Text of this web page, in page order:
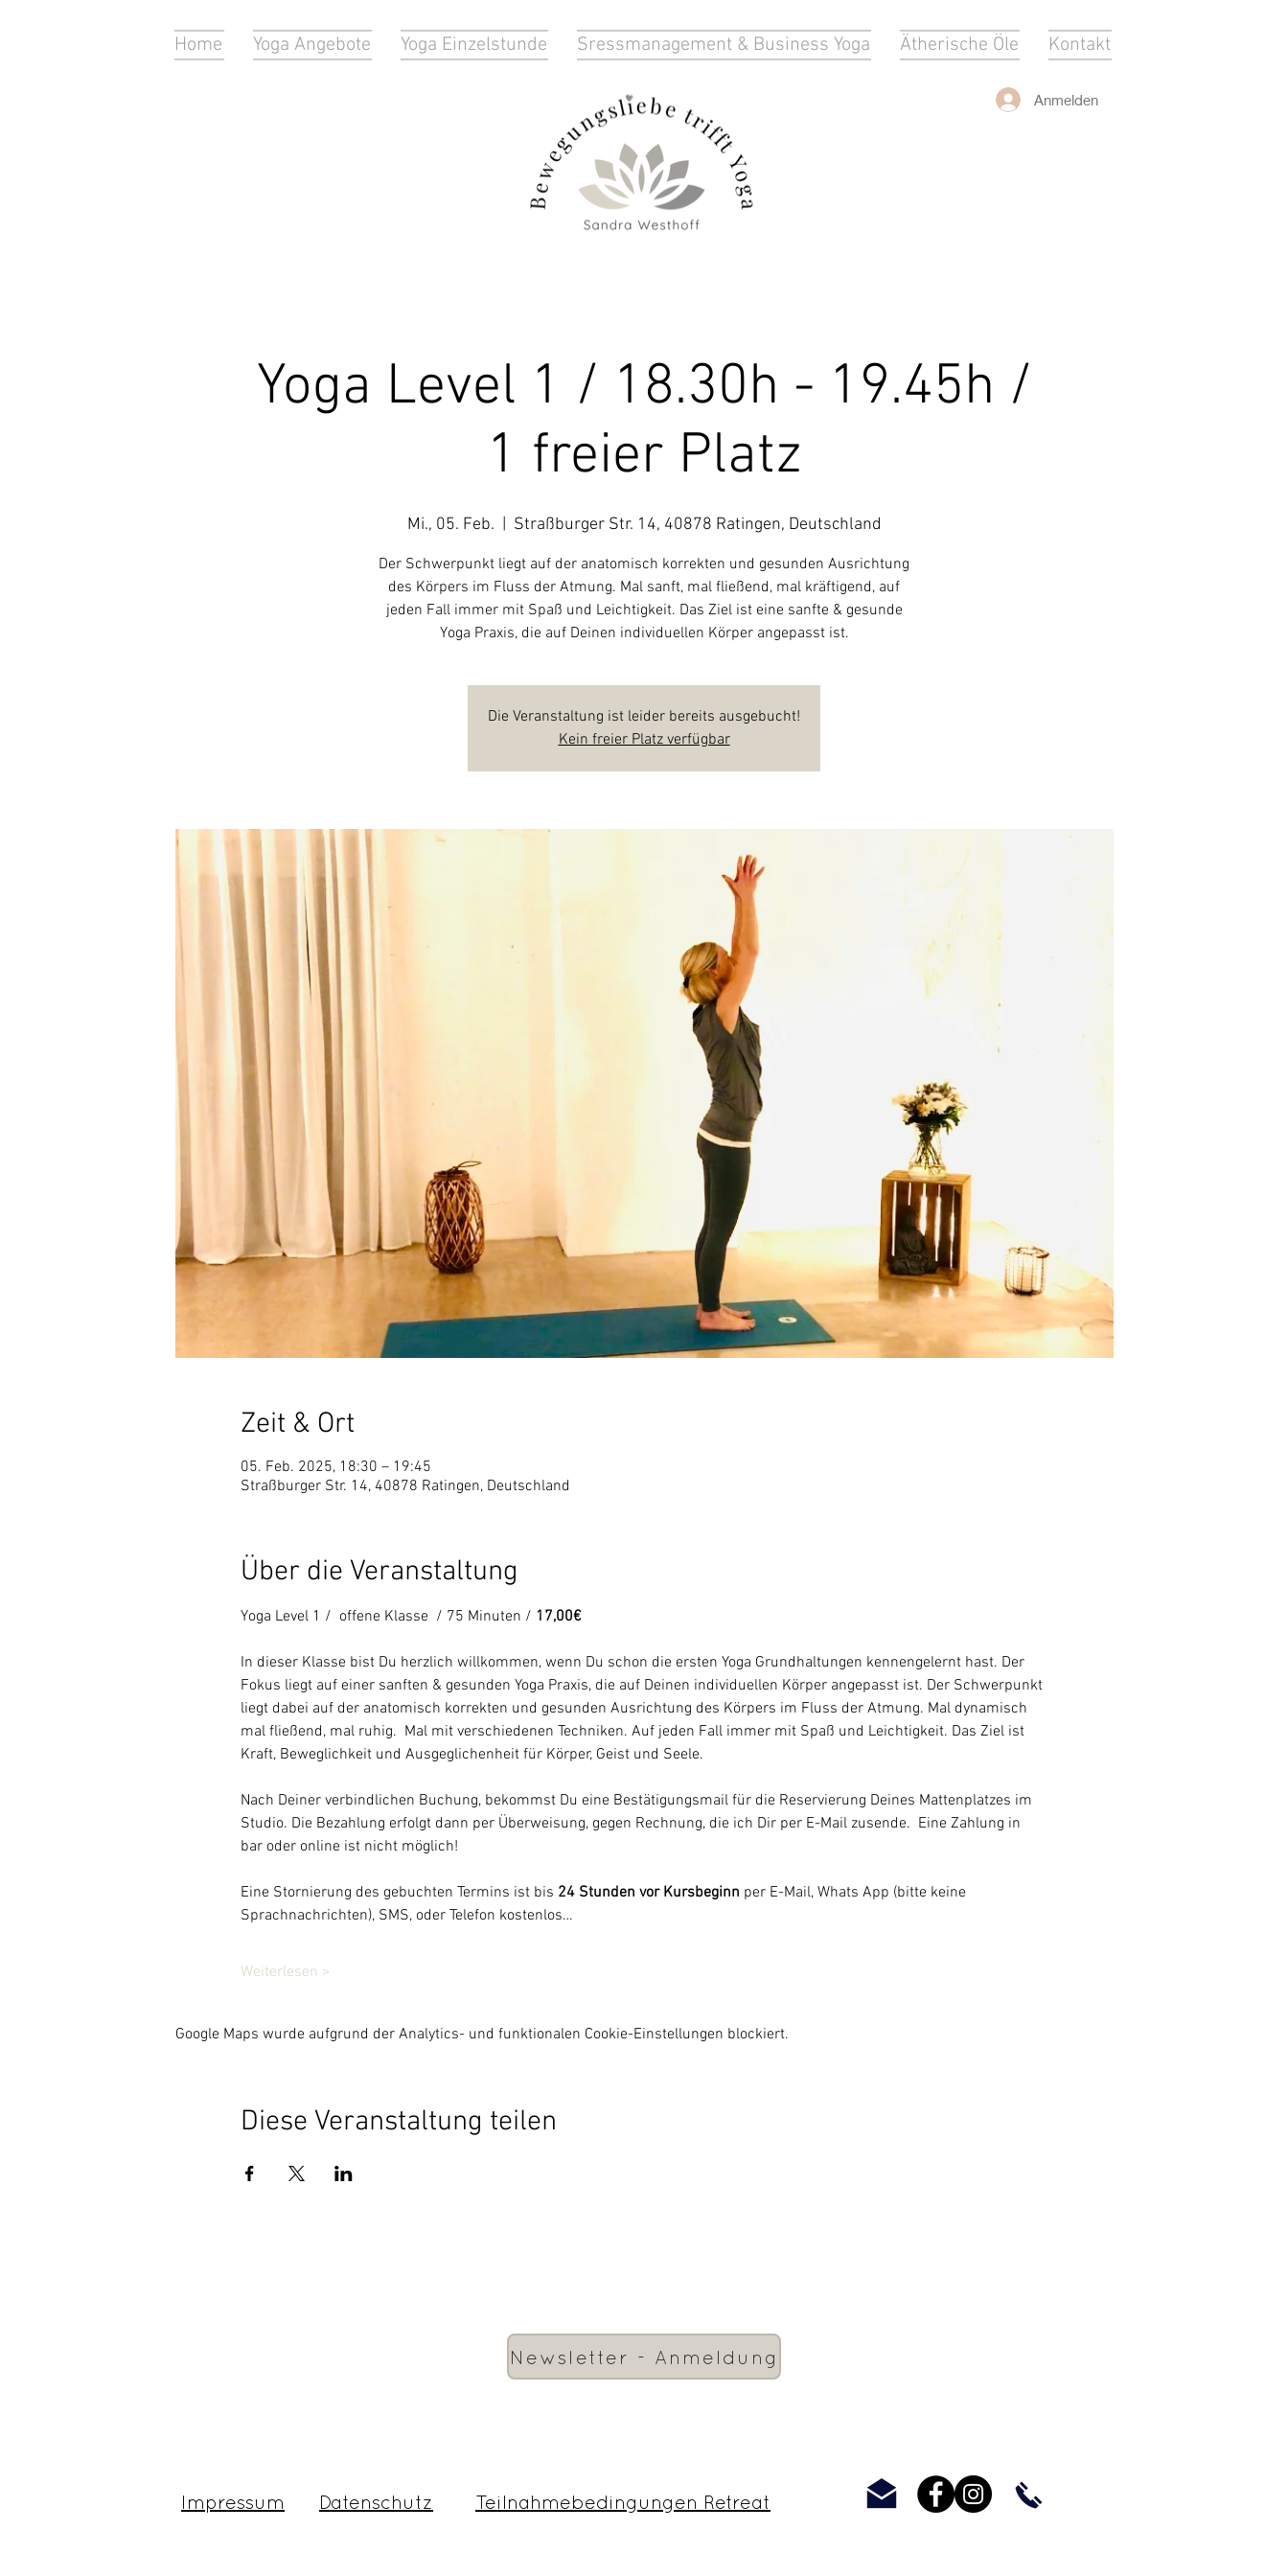
Home Yoga Angebote Yoga Einzelstunde Sressmanagement & Business Yoga Ätherische Öle Kontakt
Anmelden
Yoga Level 1 / 18.30h - 19.45h /
1 freier Platz
Mi., 05. Feb. Straßburger Str. 14, 40878 Ratingen, Deutschland
Der Schwerpunkt liegt auf der anatomisch korrekten und gesunden Ausrichtung
des Körpers im Fluss der Atmung. Mal sanft, mal fließend, mal kräftigend, auf
jeden Fall immer mit Spaß und Leichtigkeit. Das Ziel ist eine sanfte & gesunde
Yoga Praxis, die auf Deinen individuellen Körper angepasst ist.
Die Veranstaltung ist leider bereits ausgebucht!
Kein freier Platz verfügbar
Zeit & Ort
05. Feb. 2025, 18:30 – 19:45
Straßburger Str. 14, 40878 Ratingen, Deutschland
Über die Veranstaltung
Yoga Level 1 /  offene Klasse  / 75 Minuten / 17,00€
In dieser Klasse bist Du herzlich willkommen, wenn Du schon die ersten Yoga Grundhaltungen kennengelernt hast. Der
Fokus liegt auf einer sanften & gesunden Yoga Praxis, die auf Deinen individuellen Körper angepasst ist. Der Schwerpunkt
liegt dabei auf der anatomisch korrekten und gesunden Ausrichtung des Körpers im Fluss der Atmung. Mal dynamisch
mal fließend, mal ruhig.  Mal mit verschiedenen Techniken. Auf jeden Fall immer mit Spaß und Leichtigkeit. Das Ziel ist
Kraft, Beweglichkeit und Ausgeglichenheit für Körper, Geist und Seele.
Nach Deiner verbindlichen Buchung, bekommst Du eine Bestätigungsmail für die Reservierung Deines Mattenplatzes im
Studio. Die Bezahlung erfolgt dann per Überweisung, gegen Rechnung, die ich Dir per E-Mail zusende.  Eine Zahlung in
bar oder online ist nicht möglich!
Eine Stornierung des gebuchten Termins ist bis 24 Stunden vor Kursbeginn per E-Mail, Whats App (bitte keine
Sprachnachrichten), SMS, oder Telefon kostenlos…
Weiterlesen >
Google Maps wurde aufgrund der Analytics- und funktionalen Cookie-Einstellungen blockiert.
Diese Veranstaltung teilen
Datenschutz
Newsletter - Anmeldung
Impressum Teilnahmebedingungen Retreat